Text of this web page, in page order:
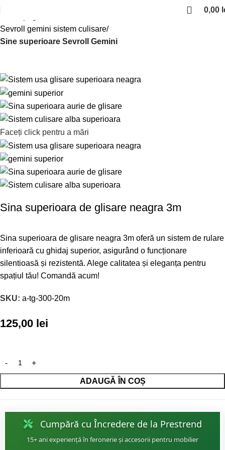
0,00
Sevroll gemini sistem culisare
Sine superioare Sevroll Gemini
Faceți click pentru a mări
Sina superioara de glisare neagra 3m
Sina superioara de glisare neagra 3m oferă un sistem de rulare
inferioară cu ghidaj superior, asigurând o funcționare
silentioasă și rezistentă. Alege calitatea și eleganța pentru
spațiul tău! Comandă acum!
SKU: a-tg-300-20m
125,00 lei
ADAUGĂ ÎN COȘ
Cumpără cu Încredere de la Prestrend
15+ ani experiență în feronerie și accesorii pentru mobilier